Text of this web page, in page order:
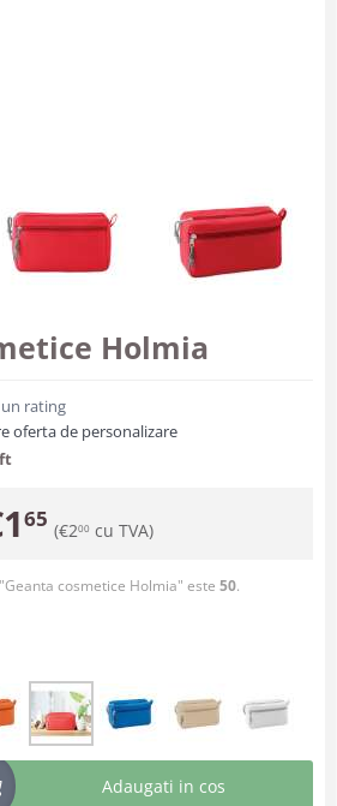
Holmia
un rating
oferta de personalizare
165 (€200 cu TVA)
cosmetice Holmia" este 50.
Adaugati in cos